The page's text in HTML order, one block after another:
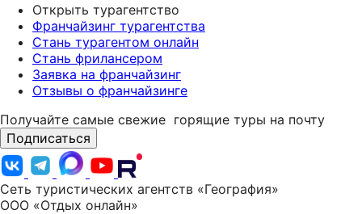
Открыть турагентство
Франчайзинг турагентства
Стань турагентом онлайн
Стань фрилансером
Заявка на франчайзинг
Отзывы о франчайзинге
Получайте самые свежие горящие туры на почту
Подписаться
Сеть туристических агентств «География»
ООО «Отдых онлайн»